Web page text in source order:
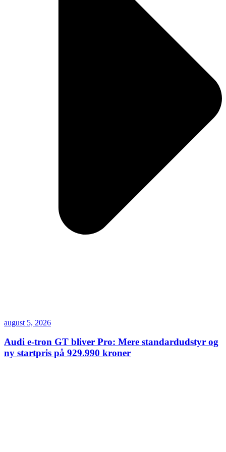
august 5, 2026
Audi e-tron GT bliver Pro: Mere standardudstyr og
ny startpris på 929.990 kroner